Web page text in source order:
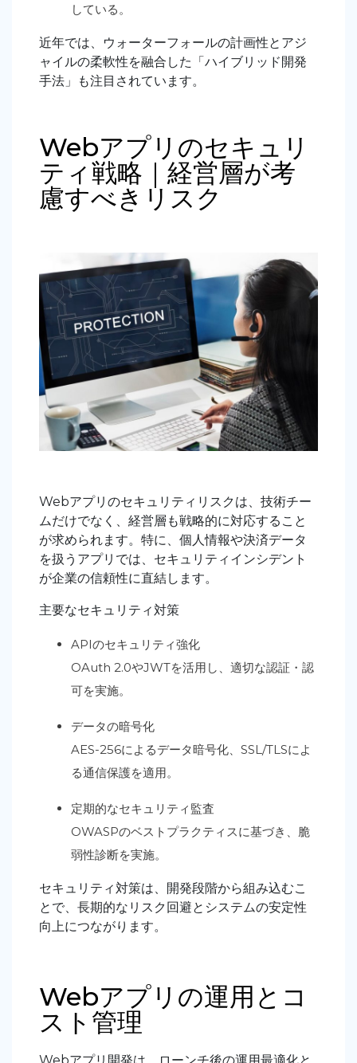
している。
近年では、ウォーターフォールの計画性とアジ
ャイルの柔軟性を融合した「ハイブリッド開発
手法」も注目されています。
Webアプリのセキュリ
ティ戦略｜経営層が考
慮すべきリスク
Webアプリのセキュリティリスクは、 技術チー
ムだけでなく、経営層も戦略的に対応すること
が求められます。特に、個人情報や決済データ
を扱うアプリでは、セキュリティインシデント
が企業の信頼性に直結します。
主要なセキュリティ対策
APIのセキュリティ強化
OAuth 2.0やJWTを活用し、適切な認証・認
可を実施。
データの暗号化
AES-256によるデータ暗号化、SSL/TLSによ
る通信保護を適用。
定期的なセキュリティ監査
OWASPのベストプラクティスに基づき、脆
弱性診断を実施。
セキュリティ対策は、開発段階から組み込むこ
とで、長期的なリスク回避とシステムの安定性
向上につながります。
Webアプリの運用とコ
スト管理